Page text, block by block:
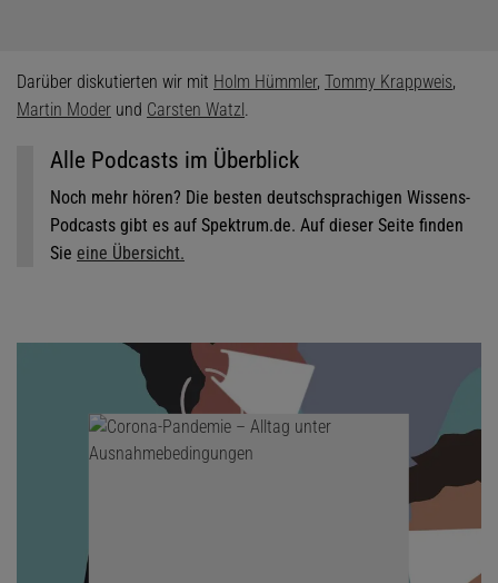
Darüber diskutierten wir mit Holm Hümmler, Tommy Krappweis,
Martin Moder und Carsten Watzl.
Alle Podcasts im Überblick
Noch mehr hören? Die besten deutschsprachigen Wissens-
Podcasts gibt es auf Spektrum.de. Auf dieser Seite finden
Sie eine Übersicht.